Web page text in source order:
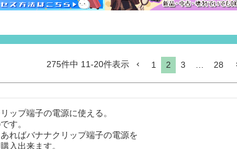
275件中 11-20件表示 1 2 3 28
ップ端子の電源に使える。
す。
ればバナナクリップ端子の電源を
入出来ます。